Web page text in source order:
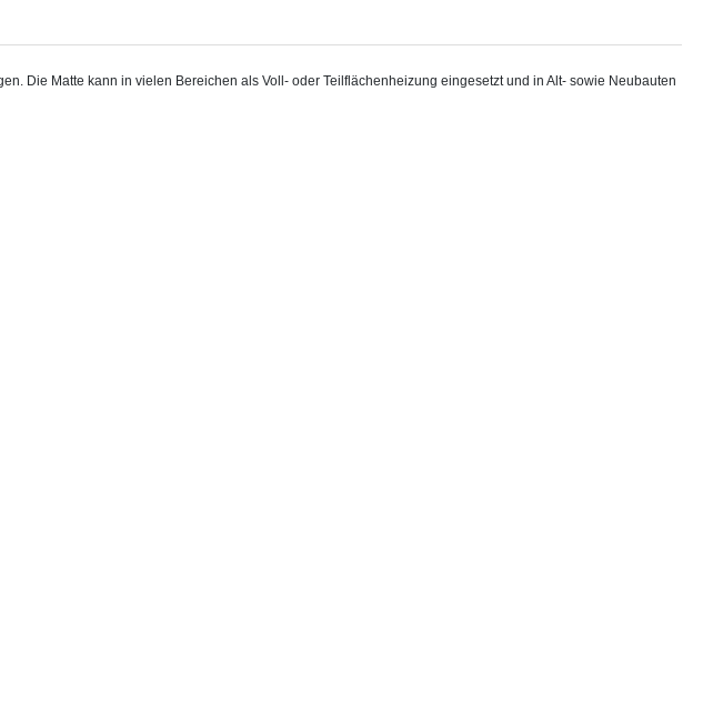
Die Matte kann in vielen Bereichen als Voll- oder Teilflächenheizung eingesetzt und in Alt- sowie Neubauten